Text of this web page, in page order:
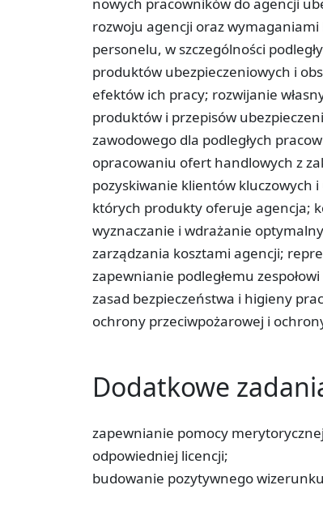
rozwoju agencji oraz
personelu, w szczególności
produktów ubezpieczeniowych i
efektów ich pracy; rozwijanie
produktów i przepisów
zawodowego dla podległych
opracowaniu ofert handlowych z
pozyskiwanie klientów
których produkty oferuje agencja;
wyznaczanie i wdrażanie
zarządzania kosztami agencji;
zapewnianie podległemu
zasad bezpieczeństwa i higieny
ochrony przeciwpożarowej i
Dodatkowe
zapewnianie pomocy
odpowiedniej licencji;
budowanie pozytywnego